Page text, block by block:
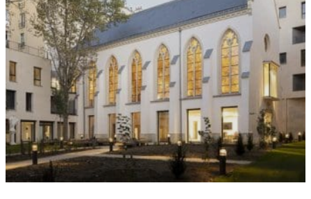
Réserver au :
Code offre spéciale
Code tarif (optionnel)
Annuler